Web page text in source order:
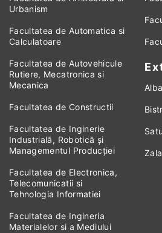
Urbanism
Facultatea de Automatica si
Calculatoare
Facultatea de Autovehicule
Rutiere, Mecatronica si
Mecanica
Facultatea de Constructii
Facultatea de Inginerie
Industrială, Robotică și
Managementul Producției
Facultatea de Electronica,
Telecomunicatii si
Tehnologia Informatiei
Facultatea de Ingineria
Materialelor si a Mediului